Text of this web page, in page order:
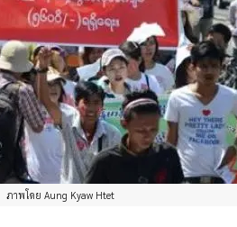
ภาพโดย Aung Kyaw Htet